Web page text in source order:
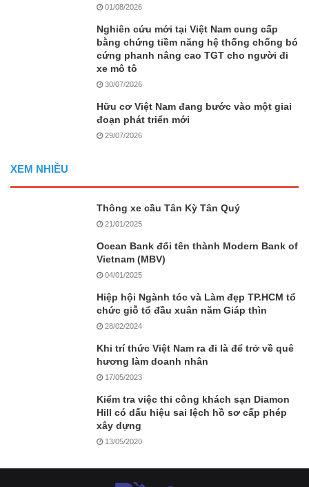
01/08/2026
Nghiên cứu mới tại Việt Nam cung cấp
bằng chứng tiềm năng hệ thống chống bó
cứng phanh nâng cao TGT cho người đi
xe mô tô
30/07/2026
Hữu cơ Việt Nam đang bước vào một giai
đoạn phát triển mới
29/07/2026
XEM NHIỀU
Thông xe cầu Tân Kỳ Tân Quý
21/01/2025
Ocean Bank đổi tên thành Modern Bank of
Vietnam (MBV)
04/01/2025
Hiệp hội Ngành tóc và Làm đẹp TP.HCM tổ
chức giỗ tổ đầu xuân năm Giáp thìn
28/02/2024
Khi trí thức Việt Nam ra đi là để trở về quê
hương làm doanh nhân
17/05/2023
Kiểm tra việc thi công khách sạn Diamon
Hill có dấu hiệu sai lệch hồ sơ cấp phép
xây dựng
13/05/2020